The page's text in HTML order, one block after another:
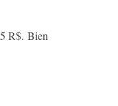
R$. Bien